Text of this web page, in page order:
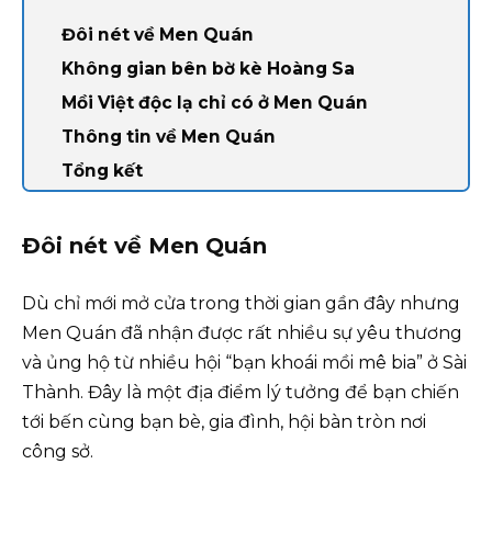
Đôi nét về Men Quán
Không gian bên bờ kè Hoàng Sa
Mồi Việt độc lạ chỉ có ở Men Quán
Thông tin về Men Quán
Tổng kết
Đôi nét về Men Quán
Dù chỉ mới mở cửa trong thời gian gần đây nhưng
Men Quán đã nhận được rất nhiều sự yêu thương
và ủng hộ từ nhiều hội “bạn khoái mồi mê bia” ở Sài
Thành. Đây là một địa điểm lý tưởng để bạn chiến
tới bến cùng bạn bè, gia đình, hội bàn tròn nơi
công sở.